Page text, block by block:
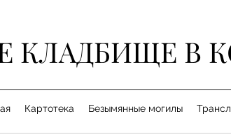
КЛАДБИЩЕ В
Картотека Безымянные могилы